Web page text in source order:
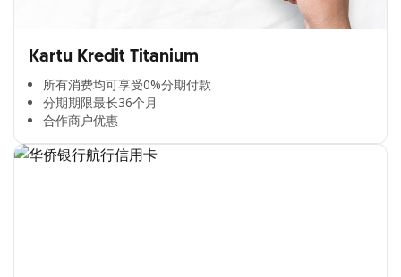
Kartu Kredit Titanium
所有消费均可享受0%分期付款​
分期期限最长36个月​
合作商户优惠​